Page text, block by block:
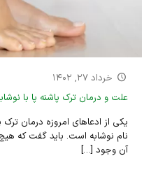
خرداد ۲۷, ۱۴۰۲
علت و درمان ترک پاشنه پا با
یکی از ادعاهای امروزه درمان
نام نوشابه است. باید گفت که
آن وجود […]